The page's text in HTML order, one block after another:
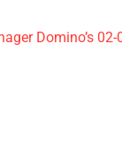
Domino’s 02-